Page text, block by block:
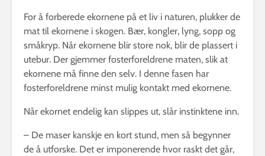
For å forberede ekornene på et liv i naturen, plukker de
mat til ekornene i skogen. Bær, kongler, lyng, sopp og
småkryp. Når ekornene blir store nok, blir de plassert i
utebur. Der gjemmer fosterforeldrene maten, slik at
ekornene må finne den selv. I denne fasen har
fosterforeldrene minst mulig kontakt med ekornene.
Når ekornet endelig kan slippes ut, slår instinktene inn.
– De maser kanskje en kort stund, men så begynner
de å utforske. Det er imponerende hvor raskt det går,